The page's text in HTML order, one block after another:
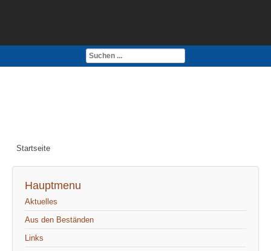
Impressum
Startseite
Hauptmenu
Aktuelles
Aus den Beständen
Links